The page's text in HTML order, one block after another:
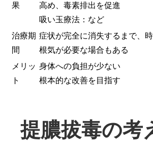
果
高め、毒素排出を促進
吸い玉療法：など
治療期
間
症状が完全に消失するまで、
根気が必要な場合もある
メリッ
ト
身体への負担が少ない
根本的な改善を目指す
提膿拔毒の考